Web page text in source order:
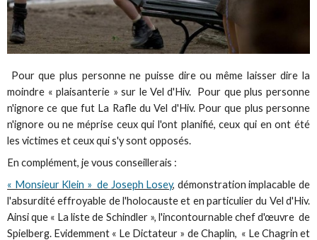
Pour que plus personne ne puisse dire ou même laisser dire la
moindre « plaisanterie » sur le Vel d'Hiv. Pour que plus personne
n'ignore ce que fut La Rafle du Vel d'Hiv. Pour que plus personne
n'ignore ou ne méprise ceux qui l'ont planifié, ceux qui en ont été
les victimes et ceux qui s'y sont opposés.
En complément, je vous conseillerais :
« Monsieur Klein » de Joseph Losey, démonstration implacable de
l'absurdité effroyable de l'holocauste et en particulier du Vel d'Hiv.
Ainsi que « La liste de Schindler », l'incontournable chef d'œuvre de
Spielberg. Evidemment « Le Dictateur » de Chaplin, « Le Chagrin et